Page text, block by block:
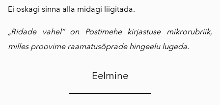
Ei oskagi sinna alla midagi liigitada.
„Ridade vahel“ on Postimehe kirjastuse mikrorubriik,
milles proovime raamatusõprade hingeelu lugeda.
Eelmine